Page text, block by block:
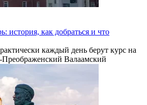
история, как добраться и что
каждый день берут курс на
Валаамский